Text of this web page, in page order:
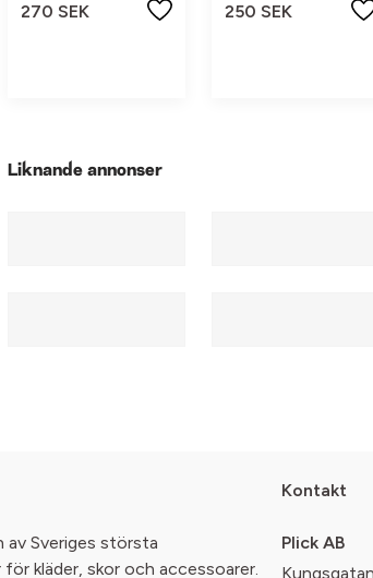
270 SEK
250 SEK
Liknande annonser
av Sveriges största
kläder, skor och accessoarer.
Kontakt
Plick AB